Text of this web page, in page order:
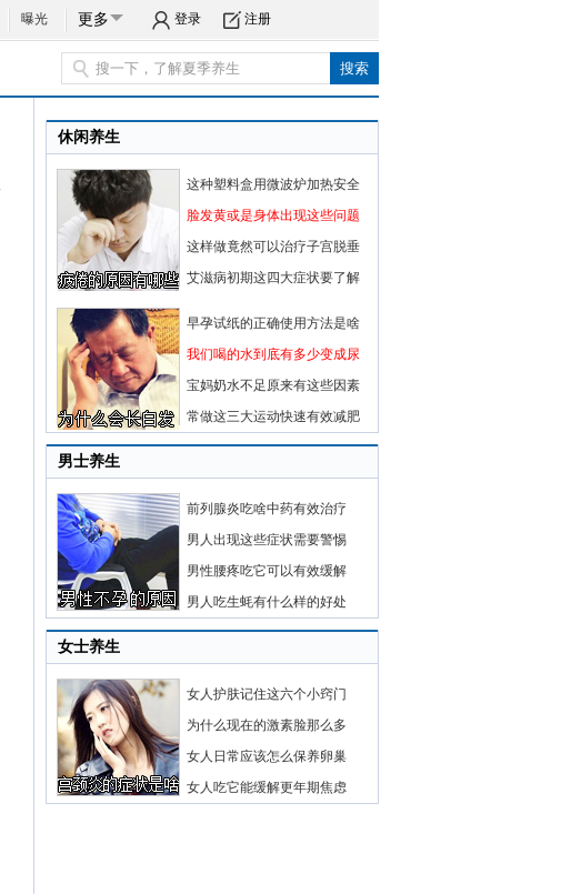
曝光 更多 登录 注册
休闲养生
这种塑料盒用微波炉加热安全
脸发黄或是身体出现这些问题
这样做竟然可以治疗子宫脱垂
艾滋病初期这四大症状要了解
早孕试纸的正确使用方法是啥
我们喝的水到底有多少变成尿
宝妈奶水不足原来有这些因素
常做这三大运动快速有效减肥
男士养生
前列腺炎吃啥中药有效治疗
男人出现这些症状需要警惕
男性腰疼吃它可以有效缓解
男人吃生蚝有什么样的好处
女士养生
女人护肤记住这六个小窍门
为什么现在的激素脸那么多
女人日常应该怎么保养卵巢
女人吃它能缓解更年期焦虑